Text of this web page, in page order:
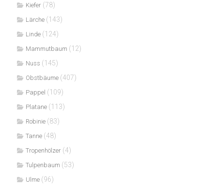
Kiefer (78)
Lärche (143)
Linde (124)
Mammutbaum (12)
Nuss (145)
Obstbäume (407)
Pappel (109)
Platane (113)
Robinie (83)
Tanne (48)
Tropenhölzer (4)
Tulpenbaum (53)
Ulme (96)